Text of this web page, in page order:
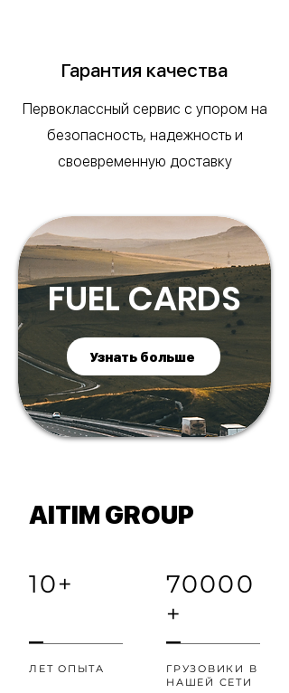
Гарантия качества
Первоклассный сервис с упором на
безопасность, надежность и
своевременную доставку
FUEL CARDS
Узнать больше
AITIM GROUP
10+
ЛЕТ ОПЫТА
70000
+
ГРУЗОВИКИ В
НАШЕЙ СЕТИ